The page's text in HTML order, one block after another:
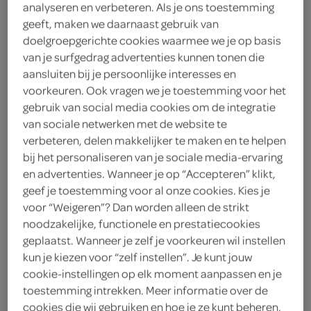
Dove deodorant original
Dove
6.
39
50 Milliliter
Let op: aanbiedingen zijn niet zichtbaar bij de
producten, maar worden wél automatisch
verwerkt in de winkelmand.
de klassieke deodorant van Dove en is al jarenlang
topfavoriet bij Nederlandse vrouwen voor de
analyseren en verbeteren. Als je ons toestemming
geeft, maken we daarnaast gebruik van
doelgroepgerichte cookies waarmee we je op basis
van je surfgedrag advertenties kunnen tonen die
aansluiten bij je persoonlijke interesses en
voorkeuren. Ook vragen we je toestemming voor het
gebruik van social media cookies om de integratie
van sociale netwerken met de website te
verbeteren, delen makkelijker te maken en te helpen
bij het personaliseren van je sociale media-ervaring
en advertenties. Wanneer je op “Accepteren” klikt,
geef je toestemming voor al onze cookies. Kies je
voor “Weigeren”? Dan worden alleen de strikt
noodzakelijke, functionele en prestatiecookies
geplaatst. Wanneer je zelf je voorkeuren wil instellen
kun je kiezen voor “zelf instellen”. Je kunt jouw
cookie-instellingen op elk moment aanpassen en je
toestemming intrekken. Meer informatie over de
cookies die wij gebruiken en hoe je ze kunt beheren,